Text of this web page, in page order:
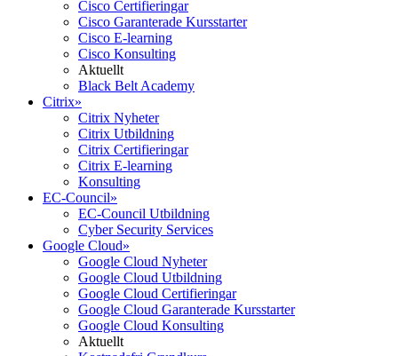
Cisco Certifieringar
Cisco Garanterade Kursstarter
Cisco E-learning
Cisco Konsulting
Aktuellt
Black Belt Academy
Citrix»
Citrix Nyheter
Citrix Utbildning
Citrix Certifieringar
Citrix E-learning
Konsulting
EC-Council»
EC-Council Utbildning
Cyber Security Services
Google Cloud»
Google Cloud Nyheter
Google Cloud Utbildning
Google Cloud Certifieringar
Google Cloud Garanterade Kursstarter
Google Cloud Konsulting
Aktuellt